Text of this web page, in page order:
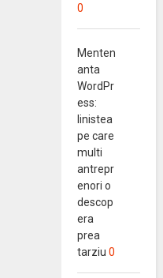
0
Menten
anta
WordPr
ess:
linistea
pe care
multi
antrepr
enori o
descop
era
prea
tarziu 0